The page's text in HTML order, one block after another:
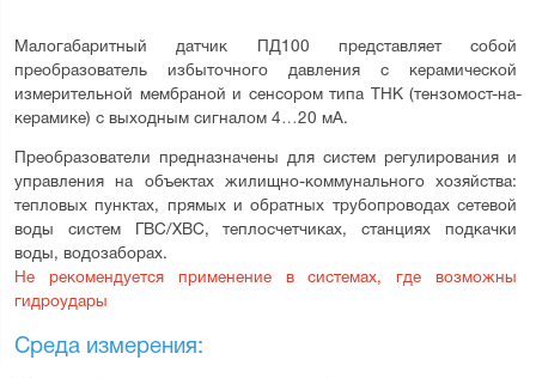
Малогабаритный датчик ПД100 представляет собой
преобразователь избыточного давления с керамической
измерительной мембраной и сенсором типа ТНК (тензомост-на-
керамике) с выходным сигналом 4…20 мА.
Преобразователи предназначены для систем регулирования и
управления на объектах жилищно-коммунального хозяйства:
тепловых пунктах, прямых и обратных трубопроводах сетевой
воды систем ГВС/ХВС, теплосчетчиках, станциях подкачки
воды, водозаборах.
Не рекомендуется применение в системах, где возможны
гидроудары
Среда измерения: